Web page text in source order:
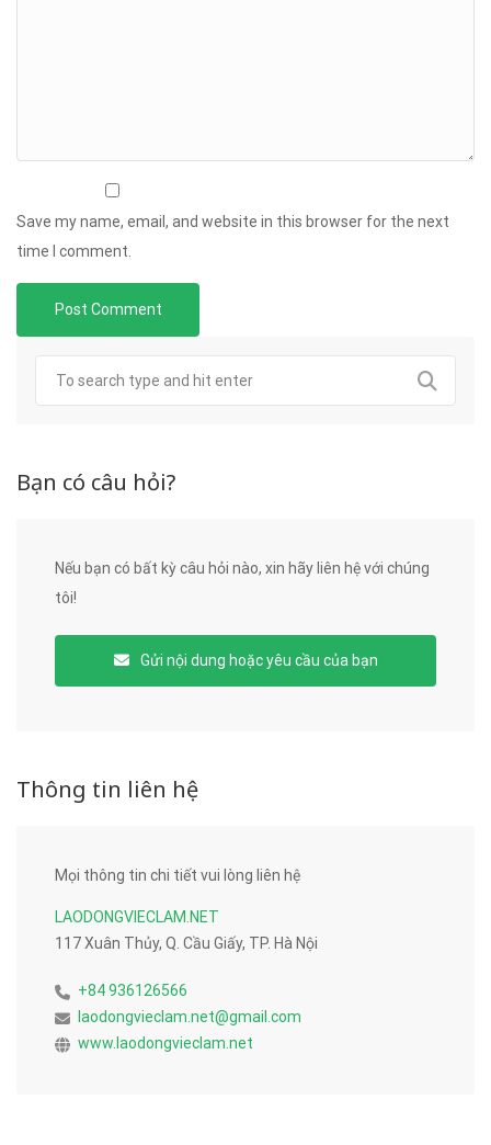
Save my name, email, and website in this browser for the next
time I comment.
Bạn có câu hỏi?
Nếu bạn có bất kỳ câu hỏi nào, xin hãy liên hệ với chúng
tôi!
Gửi nội dung hoặc yêu cầu của bạn
Thông tin liên hệ
Mọi thông tin chi tiết vui lòng liên hệ
LAODONGVIECLAM.NET
117 Xuân Thủy, Q. Cầu Giấy, TP. Hà Nội
+84 936126566
laodongvieclam.net@gmail.com
www.laodongvieclam.net